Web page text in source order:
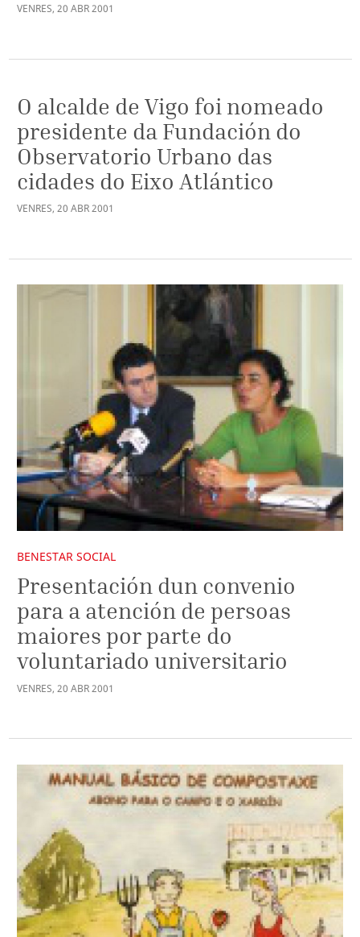
VENRES, 20 ABR2001
O alcalde de Vigo foi nomeado
presidente da Fundación do
Observatorio Urbano das
cidades do Eixo Atlántico
VENRES, 20 ABR2001
BENESTAR SOCIAL
Presentación dun convenio
para a atención de persoas
maiores por parte do
voluntariado universitario
VENRES, 20 ABR2001